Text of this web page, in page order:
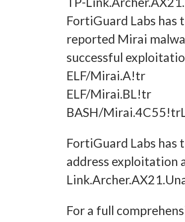
FortiGuard Labs has
reported Mirai
successful
ELF/Mirai.A!tr
ELF/Mirai.BL!tr
BASH/
FortiGuard Labs has
address exploitation
For a full